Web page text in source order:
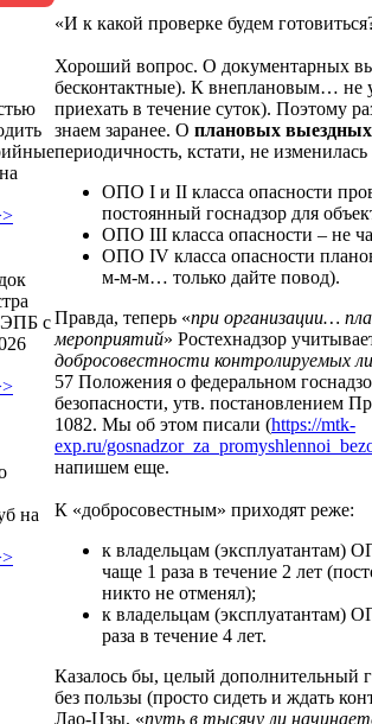
ЭПБ с
на
«И к какой проверке будем
Хороший вопрос. О документарных
бесконтактные). К внеплановым… не
приехать в течение суток). Поэтому
знаем заранее. О плановых
периодичность, кстати, не
ОПО I и II класса опасности
постоянный госнадзор для
ОПО III класса опасности – не
ОПО IV класса опасности
м-м-м… только дайте повод).
Правда, теперь «при организации…
мероприятий» Ростехнадзор
добросовестности контролируемых
57 Положения о федеральном
безопасности, утв. постановлением
1082. Мы об этом писали (https://mtk-
exp.ru/
напишем еще.
К «добросовестным» приходят реже:
к владельцам (эксплуатантам)
чаще 1 раза в течение 2 лет
никто не отменял);
к владельцам (эксплуатантам)
раза в течение 4 лет.
Казалось бы, целый дополнительный
без пользы (просто сидеть и ждать
Лао-Цзы, «путь в тысячу ли